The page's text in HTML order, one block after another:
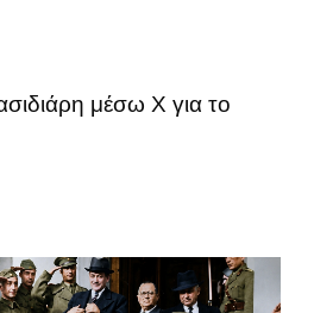
μέσω Χ για το